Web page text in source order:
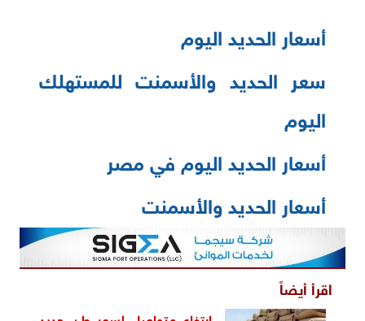
أسعار الحديد اليوم
سعر الحديد والأسمنت للمستهلك
اليوم
أسعار الحديد اليوم في مصر
أسعار الحديد والأسمنت
اقرأ أيضاً